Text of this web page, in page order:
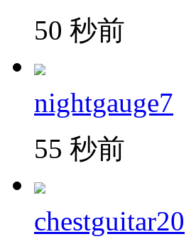
50 秒前
nightgauge7
55 秒前
chestguitar20